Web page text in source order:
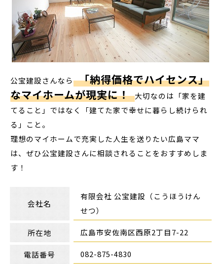
公宝建設さんなら 「納得価格でハイセンス」
なマイホームが現実に！ 大切なのは「家を建
てること」ではなく「建てた家で幸せに暮らし続けられ
る」こと。
理想のマイホームで充実した人生を送りたい広島ママ
は、ぜひ公宝建設さんに相談されることをおすすめしま
す！
会社名
有限会社 公宝建設（こうほうけん
せつ）
所在地 広島市安佐南区西原2丁目7-22
電話番号 082-875-4830